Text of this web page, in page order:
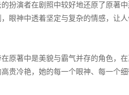
扮演者在剧照中较好地还原了原著
眼神中透着坚定与复杂的情感，让
原著中是美貌与霸气并存的角色，
贵冷艳，她的每一个眼神、每一个